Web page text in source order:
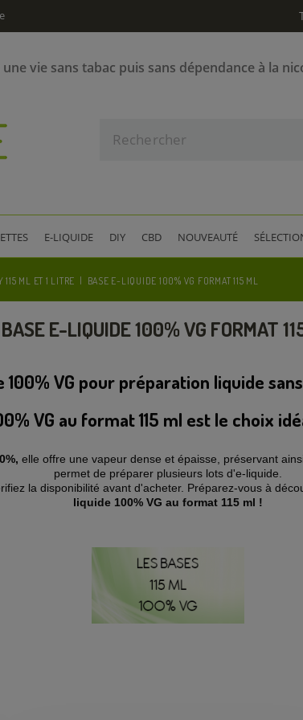
vie sans tabac puis sans dépendance à la
E-LIQUIDE DIY CBD NOUVEAUTÉ
115 ML ET 1 LITRE BASE E-LIQUIDE 100% VG FORMAT 115 ML
BASE E-LIQUIDE 100% VG FORMAT
100% VG pour préparation liquide
VG au format 115 ml est le choix
elle offre une vapeur dense et épaisse, préservant
permet de préparer plusieurs lots d'e-liquide.
la disponibilité avant d'acheter. Préparez-vous à
liquide 100% VG au format 115 ml !